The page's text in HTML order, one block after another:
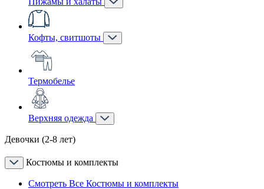
Кофты, свитшоты
Термобелье
Верхняя одежда
Девочки (2-8 лет)
Костюмы и комплекты
Смотреть Все Костюмы и комплекты